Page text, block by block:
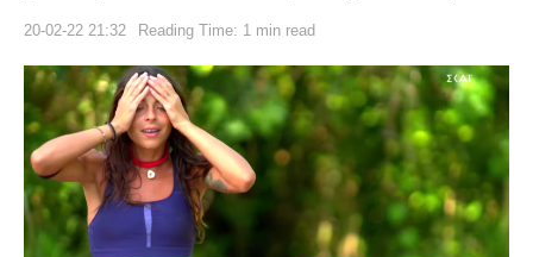
20-02-22 21:32 Reading Time: 1 min read